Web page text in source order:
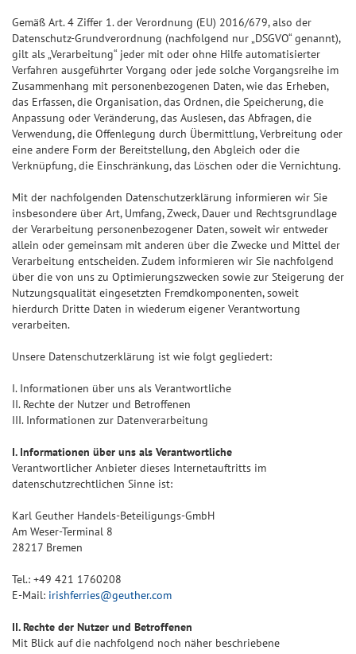
Gemäß Art. 4 Ziffer 1. der Verordnung (EU) 2016/679, also der
Datenschutz-Grundverordnung (nachfolgend nur „DSGVO“ genannt),
gilt als „Verarbeitung“ jeder mit oder ohne Hilfe automatisierter
Verfahren ausgeführter Vorgang oder jede solche Vorgangsreihe im
Zusammenhang mit personenbezogenen Daten, wie das Erheben,
das Erfassen, die Organisation, das Ordnen, die Speicherung, die
Anpassung oder Veränderung, das Auslesen, das Abfragen, die
Verwendung, die Offenlegung durch Übermittlung, Verbreitung oder
eine andere Form der Bereitstellung, den Abgleich oder die
Verknüpfung, die Einschränkung, das Löschen oder die Vernichtung.
Mit der nachfolgenden Datenschutzerklärung informieren wir Sie
insbesondere über Art, Umfang, Zweck, Dauer und Rechtsgrundlage
der Verarbeitung personenbezogener Daten, soweit wir entweder
allein oder gemeinsam mit anderen über die Zwecke und Mittel der
Verarbeitung entscheiden. Zudem informieren wir Sie nachfolgend
über die von uns zu Optimierungszwecken sowie zur Steigerung der
Nutzungsqualität eingesetzten Fremdkomponenten, soweit
hierdurch Dritte Daten in wiederum eigener Verantwortung
verarbeiten.
Unsere Datenschutzerklärung ist wie folgt gegliedert:
I. Informationen über uns als Verantwortliche
II. Rechte der Nutzer und Betroffenen
III. Informationen zur Datenverarbeitung
I. Informationen über uns als Verantwortliche
Verantwortlicher Anbieter dieses Internetauftritts im
datenschutzrechtlichen Sinne ist:
Karl Geuther Handels-Beteiligungs-GmbH
Am Weser-Terminal 8
28217 Bremen
Tel.: +49 421 1760208
E-Mail: irishferries@geuther.com
II. Rechte der Nutzer und Betroffenen
Mit Blick auf die nachfolgend noch näher beschriebene